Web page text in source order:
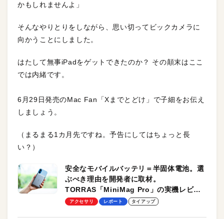
かもしれませんよ」
そんなやりとりをしながら、思い切ってビックカメラに
向かうことにしました。
はたして無事iPadをゲットできたのか？ その顛末はここ
では内緒です。
6月29日発売のMac Fan「Xまでとどけ」で子細をお伝え
しましょう。
（まるまる1カ月先ですね。予告にしてはちょっと長
い？）
安全なモバイルバッテリ＝半固体電池。選
ぶべき理由を開発者に取材。
TORRAS「MiniMag Pro」の実機レビュ
ーも
アクセサリ レポート タイアップ